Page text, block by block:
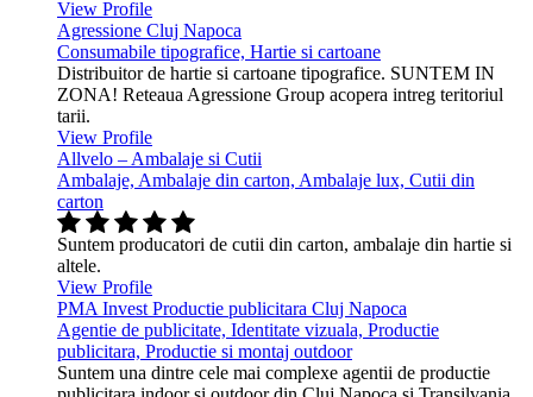
View Profile
Agressione Cluj Napoca
Consumabile tipografice, Hartie si cartoane
Distribuitor de hartie si cartoane tipografice. SUNTEM IN
ZONA! Reteaua Agressione Group acopera intreg teritoriul
tarii.
View Profile
Allvelo – Ambalaje si Cutii
Ambalaje, Ambalaje din carton, Ambalaje lux, Cutii din
carton
Suntem producatori de cutii din carton, ambalaje din hartie si
altele.
View Profile
PMA Invest Productie publicitara Cluj Napoca
Agentie de publicitate, Identitate vizuala, Productie
publicitara, Productie si montaj outdoor
Suntem una dintre cele mai complexe agentii de productie